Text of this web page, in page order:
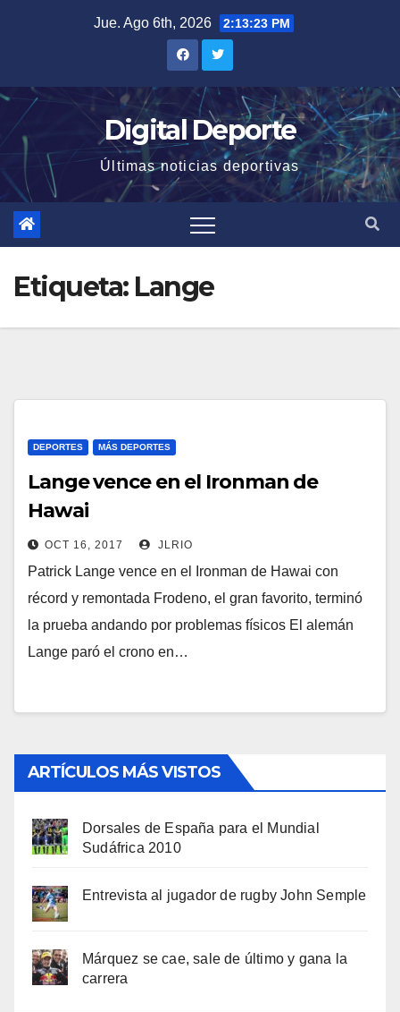
Jue. Ago 6th, 2026 2:13:23 PM
Digital Deporte
Últimas noticias deportivas
Etiqueta: Lange
DEPORTES MÁS DEPORTES
Lange vence en el Ironman de
Hawai
OCT 16, 2017 JLRIO
Patrick Lange vence en el Ironman de Hawai con
récord y remontada Frodeno, el gran favorito, terminó
la prueba andando por problemas físicos El alemán
Lange paró el crono en…
ARTÍCULOS MÁS VISTOS
Dorsales de España para el Mundial
Sudáfrica 2010
Entrevista al jugador de rugby John Semple
Márquez se cae, sale de último y gana la
carrera